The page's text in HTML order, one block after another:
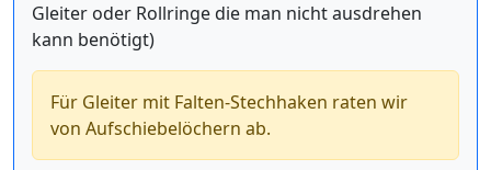
Gleiter oder Rollringe die man nicht ausdrehen
kann benötigt)
Für Gleiter mit Falten-Stechhaken raten wir
von Aufschiebelöchern ab.